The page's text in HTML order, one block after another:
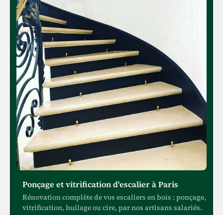
Ponçage et vitrification d'escalier à Paris
Rénovation complète de vos escaliers en bois : ponçage,
vitrification, huilage ou cire, par nos artisans salariés.